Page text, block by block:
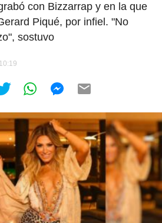
con Bizzarrap y en la que
Piqué, por infiel. "No
sostuvo